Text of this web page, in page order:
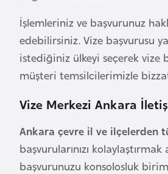
İşlemleriniz ve başvurunuz
edebilirsiniz. Vize başvurusu
istediğiniz ülkeyi seçerek vize
müşteri temsilcilerimizle
Vize Merkezi Ankara
Ankara çevre il ve ilçelerden
başvurularınızı
başvurunuzu konsolosluk
e
ş
B
e
a
u
s